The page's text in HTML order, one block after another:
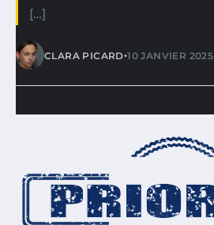
[…]
CLARA PICARD•10 JANVIER 2025